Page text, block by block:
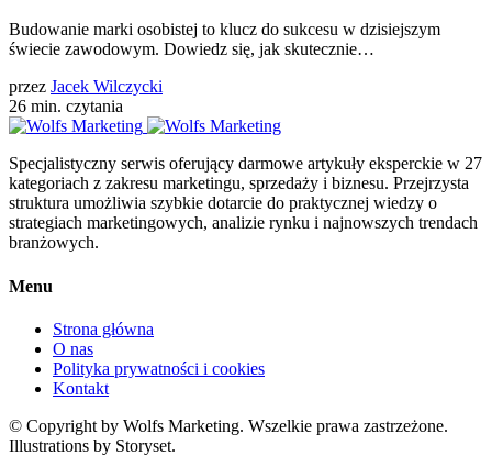
Budowanie marki osobistej to klucz do sukcesu w dzisiejszym
świecie zawodowym. Dowiedz się, jak skutecznie…
przez Jacek Wilczycki
26 min. czytania
Specjalistyczny serwis oferujący darmowe artykuły eksperckie w 27
kategoriach z zakresu marketingu, sprzedaży i biznesu. Przejrzysta
struktura umożliwia szybkie dotarcie do praktycznej wiedzy o
strategiach marketingowych, analizie rynku i najnowszych trendach
branżowych.
Menu
Strona główna
O nas
Polityka prywatności i cookies
Kontakt
© Copyright by Wolfs Marketing. Wszelkie prawa zastrzeżone.
Illustrations by Storyset.